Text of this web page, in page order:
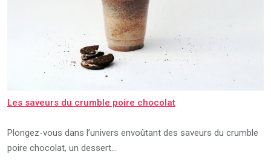
Les saveurs du crumble poire chocolat
Plongez-vous dans l’univers envoûtant des saveurs du crumble
poire chocolat, un dessert…